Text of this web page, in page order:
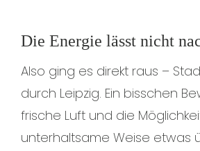
Die Energie lässt nicht
Also ging es direkt raus –
durch Leipzig. Ein bisschen
frische Luft und die
unterhaltsame Weise etwas